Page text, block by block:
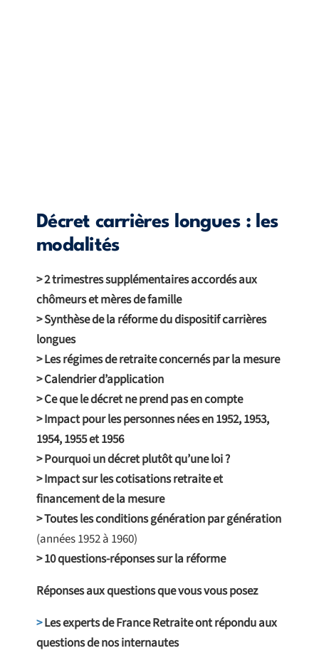
Décret carrières longues : les
modalités
> 2 trimestres supplémentaires accordés aux
chômeurs et mères de famille
> Synthèse de la réforme du dispositif carrières
longues
> Les régimes de retraite concernés par la mesure
> Calendrier d’application
> Ce que le décret ne prend pas en compte
> Impact pour les personnes nées en 1952, 1953,
1954, 1955 et 1956
> Pourquoi un décret plutôt qu’une loi ?
> Impact sur les cotisations retraite et
financement de la mesure
> Toutes les conditions génération par génération
(années 1952 à 1960)
> 10 questions-réponses sur la réforme
Réponses aux questions que vous vous posez
>Les experts de France Retraite ont répondu aux
questions de nos internautes